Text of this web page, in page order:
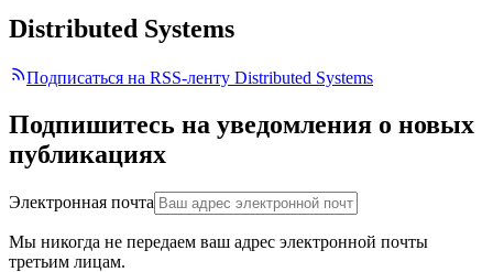
Distributed Systems
Подписаться на RSS-ленту Distributed Systems
Подпишитесь на уведомления о новых
публикациях
Электронная почта
Мы никогда не передаем ваш адрес электронной почты
третьим лицам.